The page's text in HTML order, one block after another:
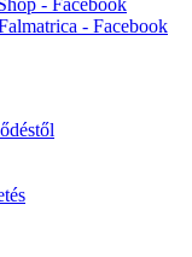
- Facebook
- Facebook